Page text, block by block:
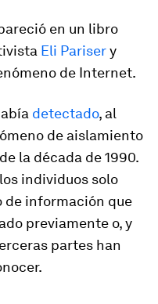
en un libro
Eli Parisery
de Internet.
detectado, al
de aislamiento
la década de 1990.
individuos solo
de información que
previamente o, y
partes han